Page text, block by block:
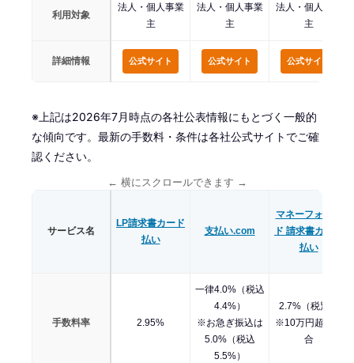
利用対象
法人・個人事業
主
法人・個人事業
主
法人・個人事業
主
詳細情報 公式サイト 公式サイト 公式サイト
※上記は2026年7月時点の各社公表情報にもとづく一般的
な傾向です。最新の手数料・条件は各社公式サイトでご確
認ください。
← 横にスクロールできます →
サービス名
LP請求書カード
払い
支払い.com
マネーフォワー
ド 請求書カード
払い
手数料率 2.95%
一律4.0%（税込
4.4%）
※お急ぎ振込は
5.0%（税込
5.5%）
2.7%（税別）
※10万円超の場
合